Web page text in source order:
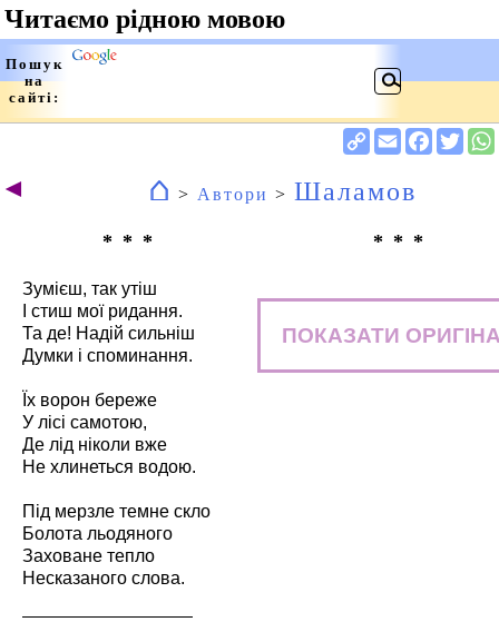
◄ ⌂ > Автори > Шаламов
* * *
Зумієш, так утіш
І стиш мої ридання.
Та де! Надій сильніш
Думки і споминання.
Їх ворон береже
У лісі самотою,
Де лід ніколи вже
Не хлинеться водою.
Під мерзле темне скло
Болота льодяного
Заховане тепло
Несказаного слова.
* * *
ПОКАЗАТИ